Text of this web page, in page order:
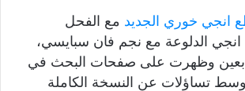
انجي خوري الجديد مع الفحل
الدلوعة مع نجم فان سبايسي،
وظهرت على صفحات البحث في
تساؤلات عن النسخة الكاملة